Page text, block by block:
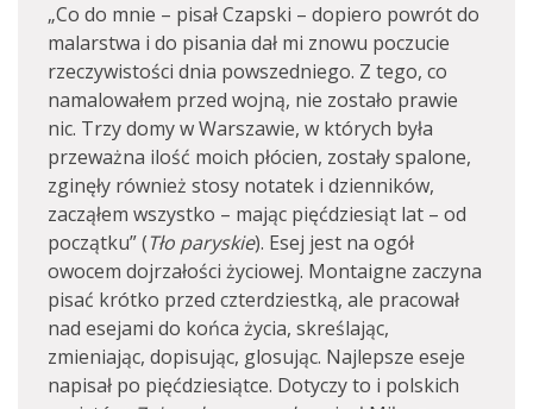
„Co do mnie – pisał Czapski – dopiero powrót do
malarstwa i do pisania dał mi znowu poczucie
rzeczywistości dnia powszedniego. Z tego, co
namalowałem przed wojną, nie zostało prawie
nic. Trzy domy w Warszawie, w których była
przeważna ilość moich płócien, zostały spalone,
zginęły również stosy notatek i dzienników,
zacząłem wszystko – mając pięćdziesiąt lat – od
początku” (Tło paryskie). Esej jest na ogół
owocem dojrzałości życiowej. Montaigne zaczyna
pisać krótko przed czterdziestką, ale pracował
nad esejami do końca życia, skreślając,
zmieniając, dopisując, glosując. Najlepsze eseje
napisał po pięćdziesiątce. Dotyczy to i polskich